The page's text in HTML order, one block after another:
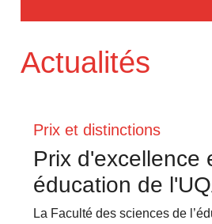
Actualités
Prix et distinctions
Prix d'excellence
éducation de
La Faculté des sciences de